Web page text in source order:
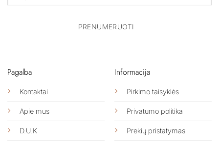
Pagalba
Kontaktai
Apie mus
D.U.K
Informacija
Pirkimo taisyklės
Privatumo politika
Prekių pristatymas
PRENUMERUOTI